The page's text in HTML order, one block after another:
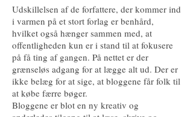
Udskillelsen af de forfattere, der kommer ind
i varmen på et stort forlag er benhård,
hvilket også hænger sammen med, at
offentligheden kun er i stand til at fokusere
på få ting af gangen. På nettet er der
grænseløs adgang for at lægge alt ud. Der er
ikke belæg for at sige, at bloggene får folk til
at købe færre bøger.
Bloggene er blot en ny kreativ og